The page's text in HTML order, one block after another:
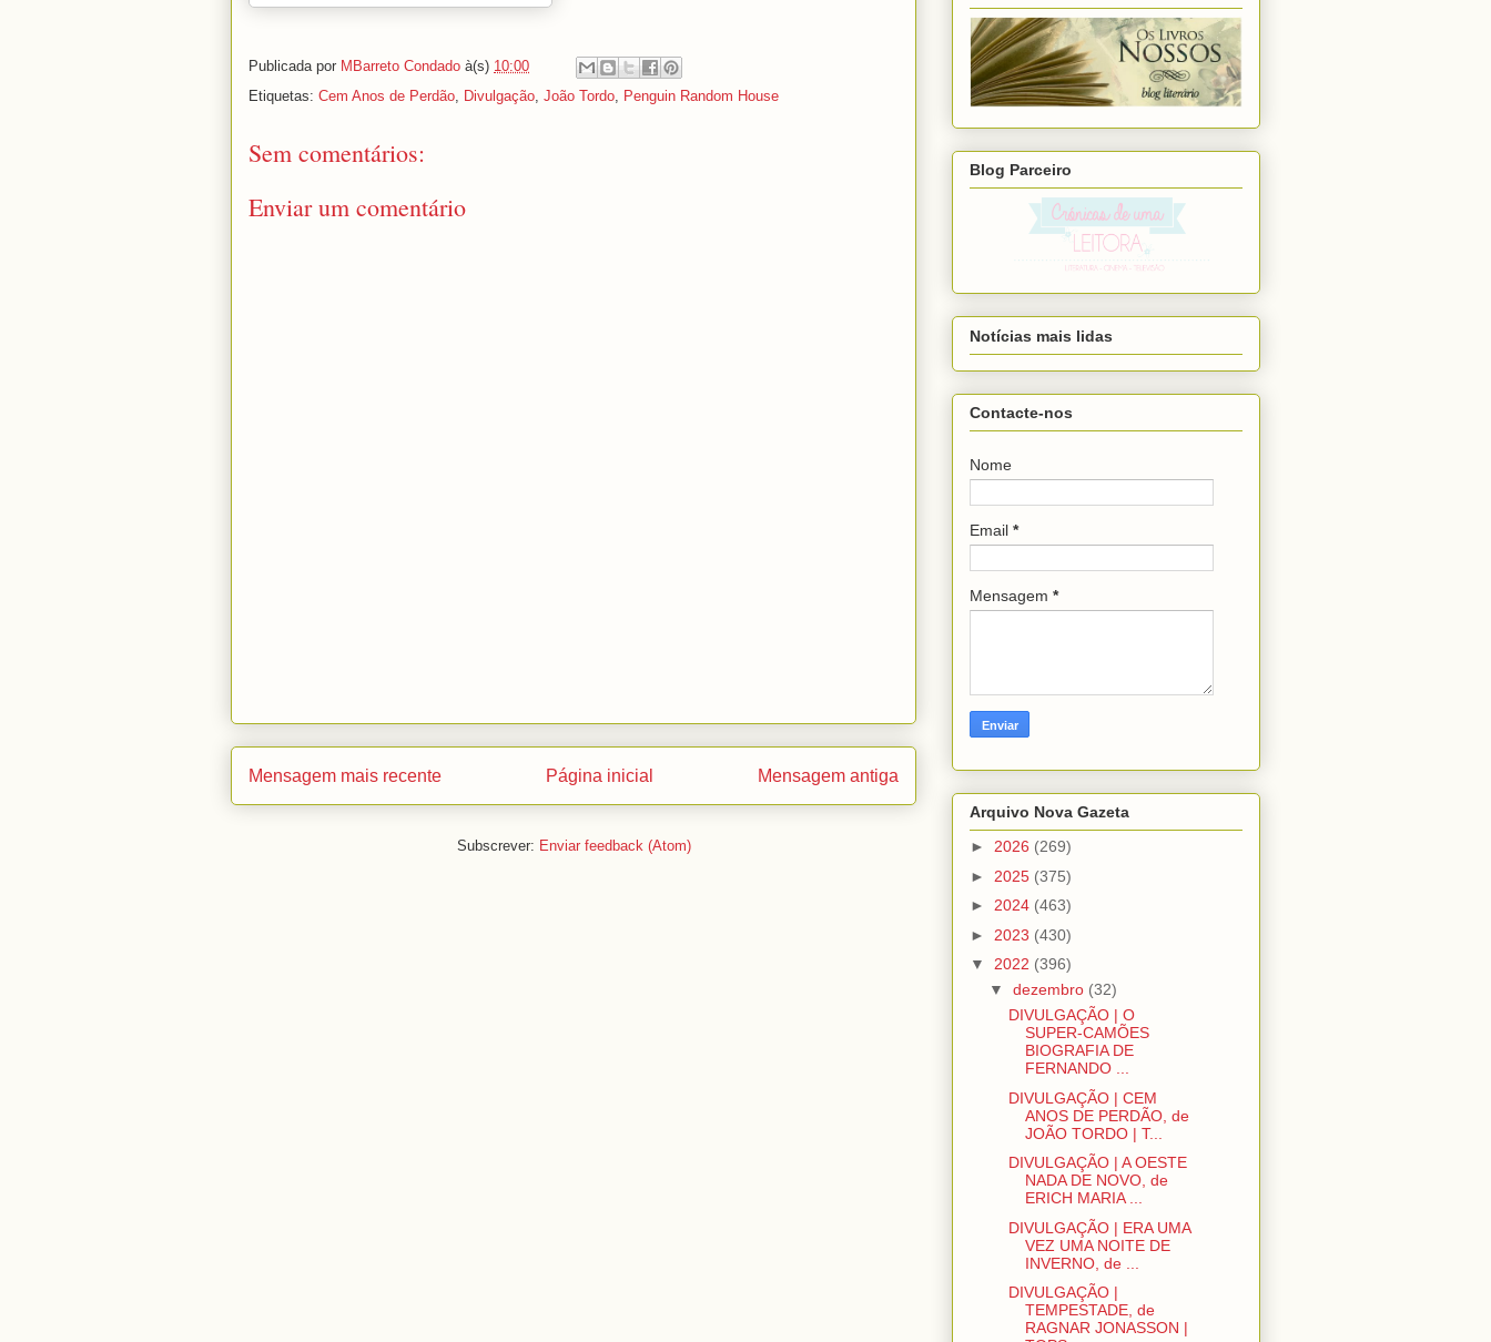
Publicada por MBarreto Condado à(s) 10:00
Etiquetas: Cem Anos de Perdão, Divulgação, João Tordo, Penguin Random House
Sem comentários:
Enviar um comentário
Mensagem mais recente Mensagem antiga
Página inicial
Subscrever: Enviar feedback (Atom)
Blog Parceiro
Notícias mais lidas
Contacte-nos
Nome
Email *
Mensagem *
Arquivo Nova Gazeta
► 2026 (269)
► 2025 (375)
► 2024 (463)
► 2023 (430)
▼ 2022 (396)
▼ dezembro (32)
DIVULGAÇÃO | O
SUPER-CAMÕES
BIOGRAFIA DE
FERNANDO ...
DIVULGAÇÃO | CEM
ANOS DE PERDÃO, de
JOÃO TORDO | T...
DIVULGAÇÃO | A OESTE
NADA DE NOVO, de
ERICH MARIA ...
DIVULGAÇÃO | ERA UMA
VEZ UMA NOITE DE
INVERNO, de ...
DIVULGAÇÃO |
TEMPESTADE, de
RAGNAR JONASSON |